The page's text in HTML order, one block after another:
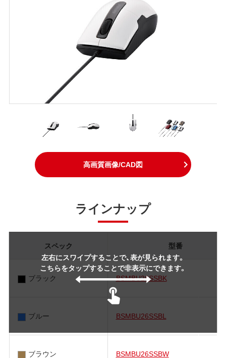
高画質画像/CAD図
ラインナップ
左右にスワイプすることで、表が見られます。
こちらをタップすることで非表示にできます。
スペック 型番
ブラック BSMBU26SSBK
ブルー BSMBU26SSBL
ブラウン BSMBU26SSBW